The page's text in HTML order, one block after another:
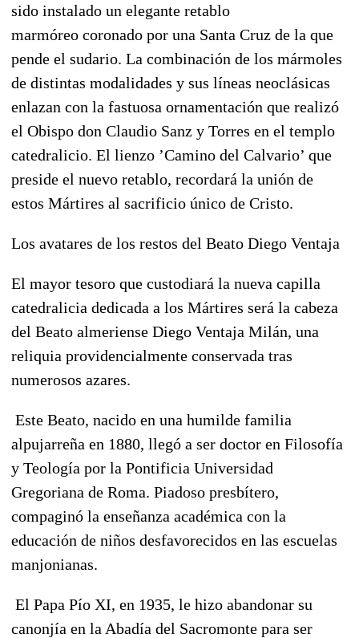
sido instalado un elegante retablo
marmóreo coronado por una Santa Cruz de la que
pende el sudario. La combinación de los mármoles
de distintas modalidades y sus líneas neoclásicas
enlazan con la fastuosa ornamentación que realizó
el Obispo don Claudio Sanz y Torres en el templo
catedralicio. El lienzo ’Camino del Calvario’ que
preside el nuevo retablo, recordará la unión de
estos Mártires al sacrificio único de Cristo.
Los avatares de los restos del Beato Diego Ventaja
El mayor tesoro que custodiará la nueva capilla
catedralicia dedicada a los Mártires será la cabeza
del Beato almeriense Diego Ventaja Milán, una
reliquia providencialmente conservada tras
numerosos azares.
Este Beato, nacido en una humilde familia
alpujarreña en 1880, llegó a ser doctor en Filosofía
y Teología por la Pontificia Universidad
Gregoriana de Roma. Piadoso presbítero,
compaginó la enseñanza académica con la
educación de niños desfavorecidos en las escuelas
manjonianas.
El Papa Pío XI, en 1935, le hizo abandonar su
canonjía en la Abadía del Sacromonte para ser